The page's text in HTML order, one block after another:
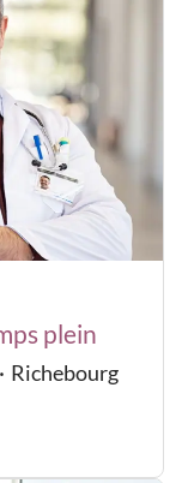
plein
· Richebourg